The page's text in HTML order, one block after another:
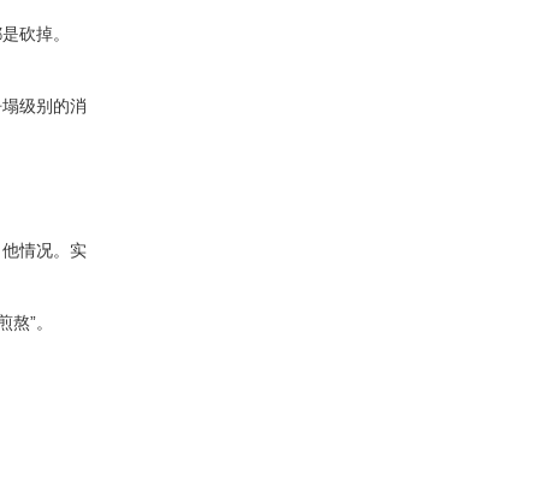
砍掉。
级别的消
情况。实
”。